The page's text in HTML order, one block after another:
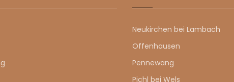
Neukirchen bei Lambach
Offenhausen
Pennewang
Pichl bei Wels